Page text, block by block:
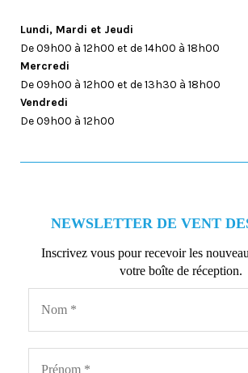
Lundi, Mardi et Jeudi
De 09h00 à 12h00 et de 14h00 à 18h00
Mercredi
De 09h00 à 12h00 et de 13h30 à 18h00
Vendredi
De 09h00 à 12h00
NEWSLETTER DE VENT
Inscrivez vous pour recevoir les
votre boîte de réception.